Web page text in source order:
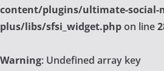
content/plugins/ultimate-social-
plus/libs/sfsi_widget.phpon line
Warning: Undefined array key